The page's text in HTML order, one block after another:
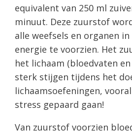
equivalent van 250 ml
minuut. Deze zuurstof
alle weefsels en organen
energie te voorzien. Het
het lichaam (bloedvaten
sterk stijgen tijdens het
lichaamsoefeningen,
stress gepaard gaan!
Van zuurstof voorzien